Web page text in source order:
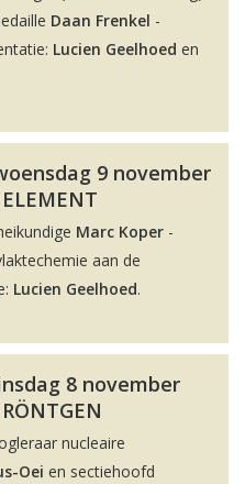
Daan Frenkel -
Lucien Geelhoed en
9 november
Marc Koper -
aan de
Lucien Geelhoed.
8 november
nucleaire
Oei en sectiehoofd